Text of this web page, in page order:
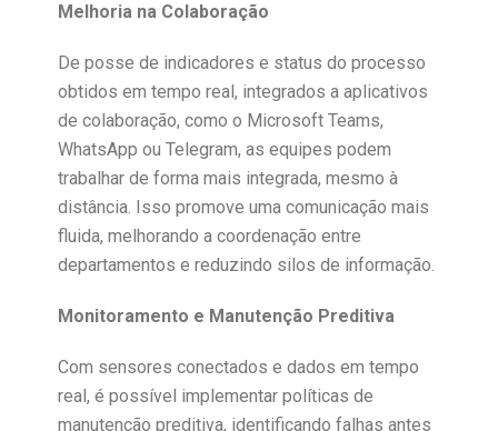
Melhoria na Colaboração
De posse de indicadores e status do processo
obtidos em tempo real, integrados a aplicativos
de colaboração, como o Microsoft Teams,
WhatsApp ou Telegram, as equipes podem
trabalhar de forma mais integrada, mesmo à
distância. Isso promove uma comunicação mais
fluida, melhorando a coordenação entre
departamentos e reduzindo silos de informação.
Monitoramento e Manutenção Preditiva
Com sensores conectados e dados em tempo
real, é possível implementar políticas de
manutenção preditiva, identificando falhas antes